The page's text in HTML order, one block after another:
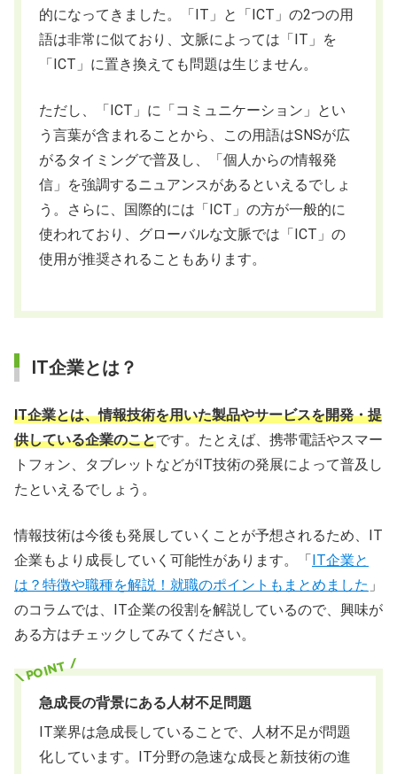
的になってきました。「IT」と「ICT」の2つの用
語は非常に似ており、文脈によっては「IT」を
「ICT」に置き換えても問題は生じません。
ただし、「ICT」に「コミュニケーション」とい
う言葉が含まれることから、この用語はSNSが広
がるタイミングで普及し、「個人からの情報発
信」を強調するニュアンスがあるといえるでしょ
う。さらに、国際的には「ICT」の方が一般的に
使われており、グローバルな文脈では「ICT」の
使用が推奨されることもあります。
IT企業とは？
IT企業とは、情報技術を用いた製品やサービスを開発・提
供している企業のことです。たとえば、携帯電話やスマー
トフォン、タブレットなどがIT技術の発展によって普及し
たといえるでしょう。
情報技術は今後も発展していくことが予想されるため、IT
企業もより成長していく可能性があります。「
IT企業と
は？特徴や職種を解説！就職のポイントもまとめました 」
のコラムでは、IT企業の役割を解説しているので、興味が
ある方はチェックしてみてください。
急成長の背景にある人材不足問題
IT業界は急成長していることで、人材不足が問題
化しています。IT分野の急速な成長と新技術の進